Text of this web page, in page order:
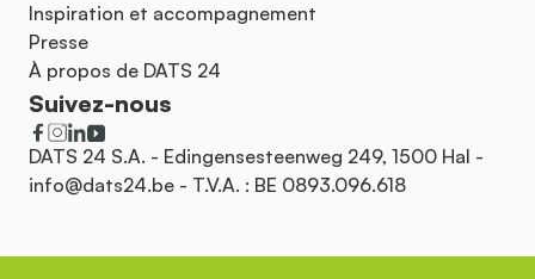
Inspiration et accompagnement
Presse
À propos de DATS 24
Suivez-nous
DATS 24 S.A. - Edingensesteenweg 249, 1500 Hal -
info@dats24.be - T.V.A. : BE 0893.096.618